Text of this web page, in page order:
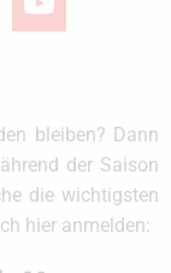
bleiben? Dann
der Saison
die wichtigsten
hier anmelden: